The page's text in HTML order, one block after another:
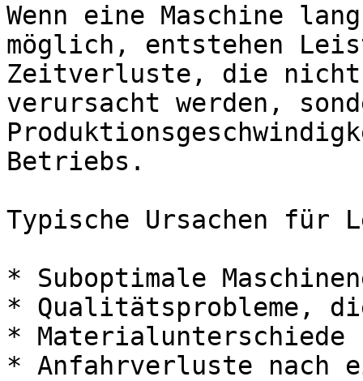
Wenn eine Maschine
möglich, entstehen
Zeitverluste, die
verursacht werden,
Betriebs.
Typische Ursachen für
* Suboptimale
* Qualitätsprobleme,
* Materialunterschiede
* Anfahrverluste nach